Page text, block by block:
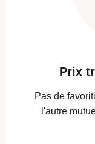
Prix
Pas de
l'autre